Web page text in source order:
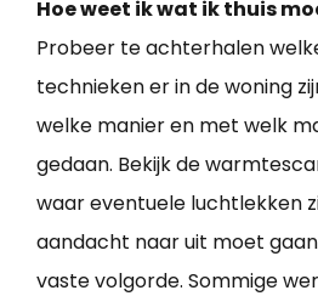
Hoe weet ik wat ik thuis
Probeer te achterhalen
technieken er in de woning
welke manier en met welk
gedaan. Bekijk de
waar eventuele luchtlekken
aandacht naar uit moet
vaste volgorde. Sommige